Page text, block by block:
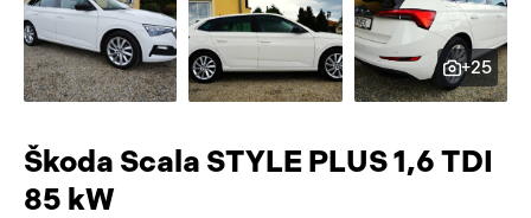
Pracovní stroje
Náhradní díly
Příslušenství
Auto a život
Videa
+25
Škoda Scala STYLE PLUS 1,6 TDI
85 kW